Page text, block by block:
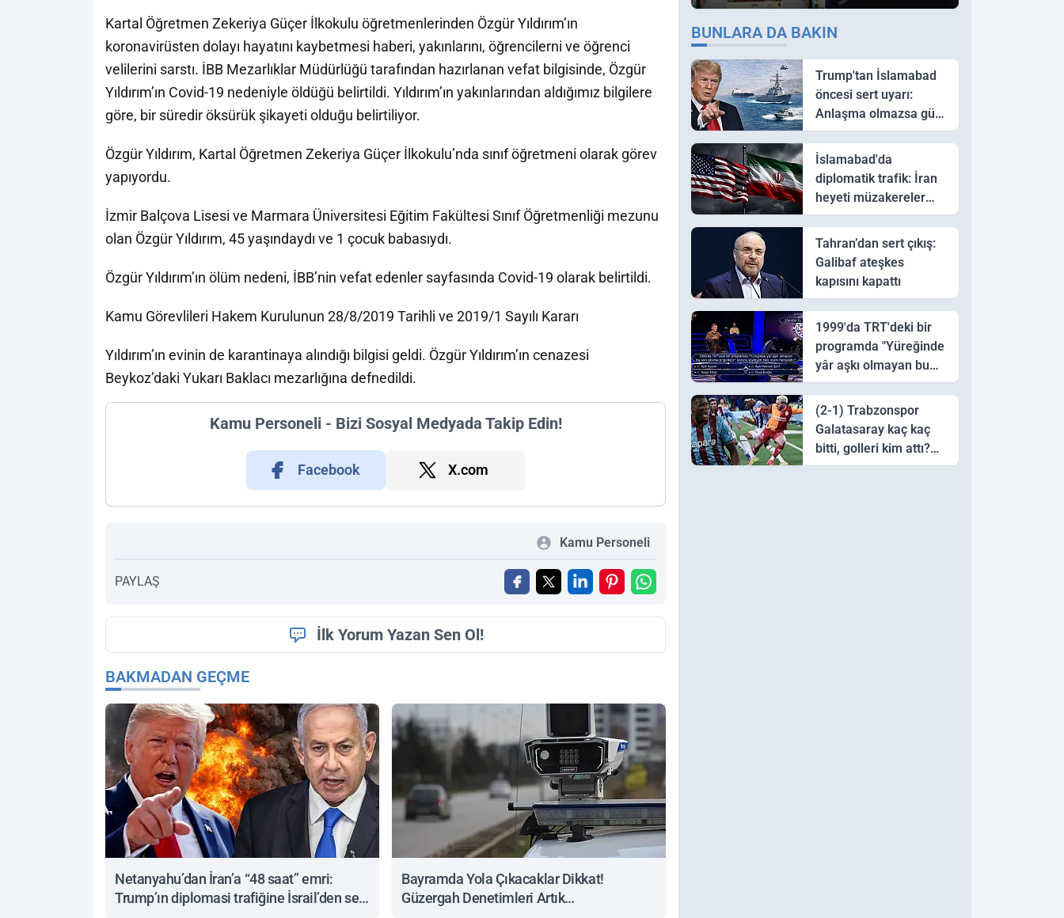
Kartal Öğretmen Zekeriya Güçer İlkokulu öğretmenlerinden Özgür Yıldırım’ın
koronavirüsten dolayı hayatını kaybetmesi haberi, yakınlarını, öğrencilerni ve öğrenci
velilerini sarstı. İBB Mezarlıklar Müdürlüğü tarafından hazırlanan vefat bilgisinde, Özgür
Yıldırım’ın Covid-19 nedeniyle öldüğü belirtildi. Yıldırım’ın yakınlarından aldığımız bilgilere
göre, bir süredir öksürük şikayeti olduğu belirtiliyor.
Özgür Yıldırım, Kartal Öğretmen Zekeriya Güçer İlkokulu’nda sınıf öğretmeni olarak görev
yapıyordu.
İzmir Balçova Lisesi ve Marmara Üniversitesi Eğitim Fakültesi Sınıf Öğretmenliği mezunu
olan Özgür Yıldırım, 45 yaşındaydı ve 1 çocuk babasıydı.
Özgür Yıldırım’ın ölüm nedeni, İBB’nin vefat edenler sayfasında Covid-19 olarak belirtildi.
Kamu Görevlileri Hakem Kurulunun 28/8/2019 Tarihli ve 2019/1 Sayılı Kararı
Yıldırım’ın evinin de karantinaya alındığı bilgisi geldi. Özgür Yıldırım’ın cenazesi
Beykoz’daki Yukarı Baklacı mezarlığına defnedildi.
Kamu Personeli - Bizi Sosyal Medyada Takip Edin!
Facebook X.com
Kamu Personeli
PAYLAŞ
İlk Yorum Yazan Sen Ol!
BAKMADAN GEÇME
Netanyahu’dan İran’a “48 saat” emri:
Trump’ın diplomasi trafiğine İsrail’den sert
Bayramda Yola Çıkacaklar Dikkat!
Güzergah Denetimleri Artık
Ezber Bozan "Erdoğan" ve
"İmamoğlu" Çıkışı!
BUNLARA DA BAKIN
Trump'tan İslamabad
öncesi sert uyarı:
Anlaşma olmazsa güç
kullanırız
İslamabad'da
diplomatik trafik: İran
heyeti müzakereler
için Pakistan'a ulaştı
Tahran’dan sert çıkış:
Galibaf ateşkes
kapısını kapattı
1999'da TRT'deki bir
programda "Yüreğinde
yâr aşkı olmayan bu
sazı çalarsa tingirdatır"
sözünü söyleyen halk
ozanı hangisidir?
(2-1) Trabzonspor
Galatasaray kaç kaç
bitti, golleri kim attı?
Trabzonspor